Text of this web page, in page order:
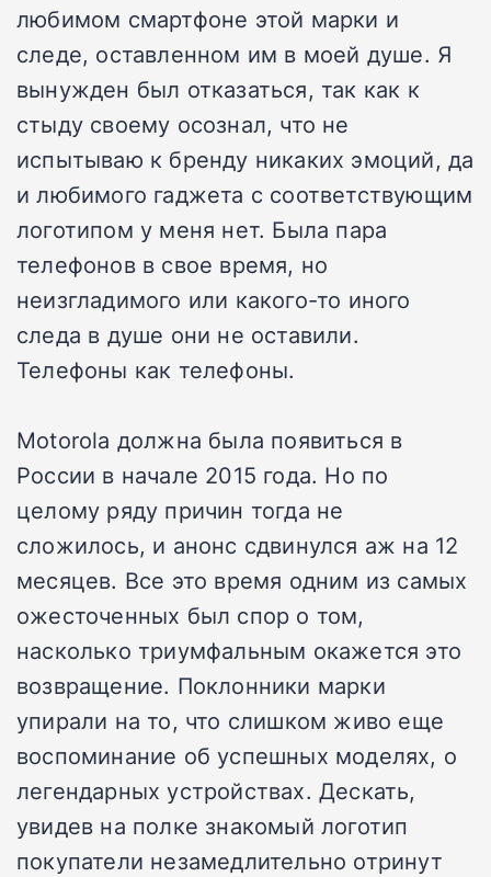
любимом смартфоне этой марки и
следе, оставленном им в моей душе. Я
вынужден был отказаться, так как к
стыду своему осознал, что не
испытываю к бренду никаких эмоций, да
и любимого гаджета с соответствующим
логотипом у меня нет. Была пара
телефонов в свое время, но
неизгладимого или какого-то иного
следа в душе они не оставили.
Телефоны как телефоны.
Motorola должна была появиться в
России в начале 2015 года. Но по
целому ряду причин тогда не
сложилось, и анонс сдвинулся аж на 12
месяцев. Все это время одним из самых
ожесточенных был спор о том,
насколько триумфальным окажется это
возвращение. Поклонники марки
упирали на то, что слишком живо еще
воспоминание об успешных моделях, о
легендарных устройствах. Дескать,
увидев на полке знакомый логотип
покупатели незамедлительно отринут